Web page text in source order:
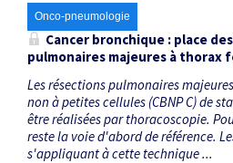
lobectomie ×
Dates
Du
Onco-pneumologie
Cancer bronchique : place
pulmonaires majeures à thorax
Les résections pulmonaires
non à petites cellules (CBNP C) de
être réalisées par thoracoscopie.
reste la voie d'abord de référence.
s'appliquant à cette technique ...